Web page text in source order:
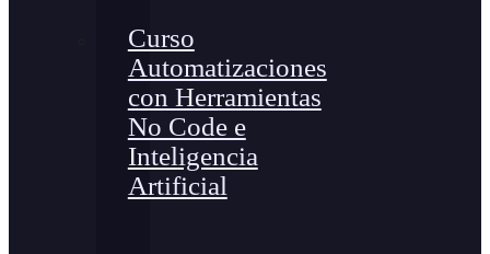
Curso
Automatizaciones
con Herramientas
No Code e
Inteligencia
Artificial